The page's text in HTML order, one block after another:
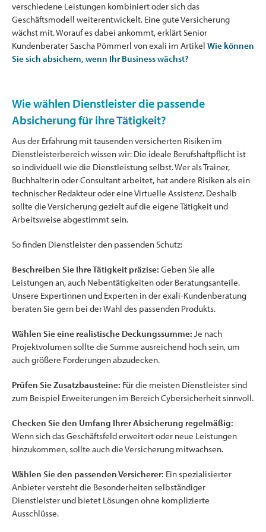
verschiedene Leistungen kombiniert oder sich das
Geschäftsmodell weiterentwickelt. Eine gute Versicherung
wächst mit. Worauf es dabei ankommt, erklärt Senior
Kundenberater Sascha Pömmerl von exali im Artikel Wie können
Sie sich absichern, wenn Ihr Business wächst?
Wie wählen Dienstleister die passende
Absicherung für ihre Tätigkeit?
Aus der Erfahrung mit tausenden versicherten Risiken im
Dienstleisterbereich wissen wir: Die ideale Berufshaftpflicht ist
so individuell wie die Dienstleistung selbst. Wer als Trainer,
Buchhalterin oder Consultant arbeitet, hat andere Risiken als ein
technischer Redakteur oder eine Virtuelle Assistenz. Deshalb
sollte die Versicherung gezielt auf die eigene Tätigkeit und
Arbeitsweise abgestimmt sein.
So finden Dienstleister den passenden Schutz:
Beschreiben Sie Ihre Tätigkeit präzise: Geben Sie alle
Leistungen an, auch Nebentätigkeiten oder Beratungsanteile.
Unsere Expertinnen und Experten in der exali-Kundenberatung
beraten Sie gern bei der Wahl des passenden Produkts.
Wählen Sie eine realistische Deckungssumme: Je nach
Projektvolumen sollte die Summe ausreichend hoch sein, um
auch größere Forderungen abzudecken.
Prüfen Sie Zusatzbausteine: Für die meisten Dienstleister sind
zum Beispiel Erweiterungen im Bereich Cybersicherheit sinnvoll.
Checken Sie den Umfang Ihrer Absicherung regelmäßig:
Wenn sich das Geschäftsfeld erweitert oder neue Leistungen
hinzukommen, sollte auch die Versicherung mitwachsen.
Wählen Sie den passenden Versicherer: Ein spezialisierter
Anbieter versteht die Besonderheiten selbständiger
Dienstleister und bietet Lösungen ohne komplizierte
Ausschlüsse.